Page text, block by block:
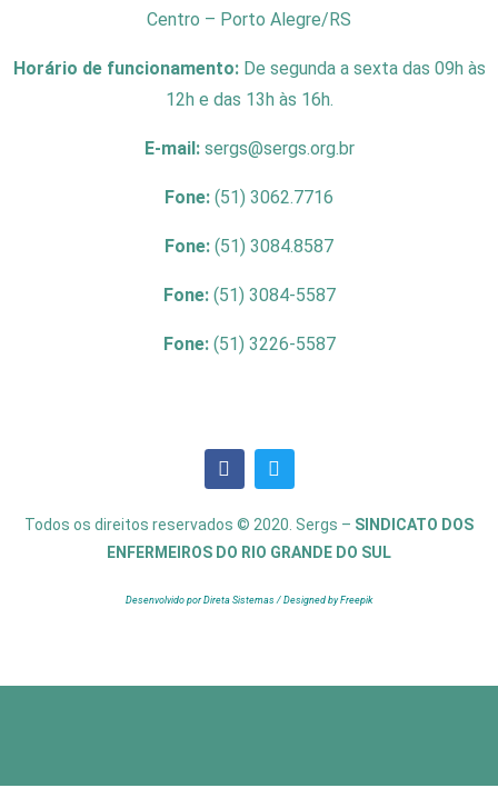
Centro – Porto Alegre/RS
Horário de funcionamento: De segunda a sexta das 09h às
12h e das 13h às 16h.
E-mail: sergs@sergs.org.br
Fone: (51) 3062.7716
Fone: (51) 3084.8587
Fone: (51) 3084-5587
Fone: (51) 3226-5587
Todos os direitos reservados © 2020. Sergs – SINDICATO DOS
ENFERMEIROS DO RIO GRANDE DO SUL
Desenvolvido por Direta Sistemas / Designed by Freepik